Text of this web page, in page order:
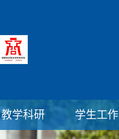
教学科研 学生工作